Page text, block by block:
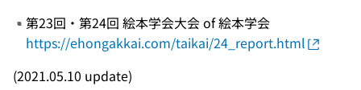
第23回・第24回 絵本学会大会 of 絵本学会
https://ehongakkai.com/taikai/24_report.html
(2021.05.10 update)